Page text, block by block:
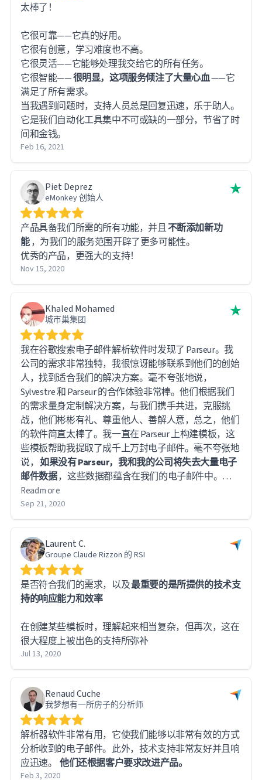
太棒了！
它很可靠——它真的好用。
它很有创意，学习难度也不高。
它很灵活——它能够处理我交给它的所有任务。
它很智能——很明显，这项服务倾注了大量心血——它
满足了所有需求。
当我遇到问题时，支持人员总是回复迅速，乐于助人。
它是我们自动化工具集中不可或缺的一部分，节省了时
间和金钱。
Feb 16, 2021
Piet Deprez
eMonkey 创始人
产品具备我们所需的所有功能，并且不断添加新功
能 ，为我们的服务范围开辟了更多可能性。
优秀的产品，更强大的支持！
Nov 15, 2020
Khaled Mohamed
城市巢集团
我在谷歌搜索电子邮件解析软件时发现了 Parseur。我
公司的需求非常独特，我很惊讶能够联系到他们的创始
人，找到适合我们的解决方案。毫不夸张地说，
Sylvestre 和 Parseur 的合作体验非常棒。他们根据我们
的需求量身定制解决方案，与我们携手共进，克服挑
战，他们彬彬有礼、尊重他人、善解人意，总之，他们
的软件简直太棒了。我一直在 Parseur 上构建模板，这
些模板帮助我提取了成千上万封电子邮件。毫不夸张地
说， 如果没有 Parseur，我和我的公司将失去大量电子
邮件数据，这些数据都蕴含在我们的电子邮件中。
Sylvestre 和他的团队非常优秀——你绝对不会后悔与他
们合作。他们是真正的绅士。
Read more
Sep 21, 2020
Laurent C.
Groupe Claude Rizzon 的 RSI
是否符合我们的需求，以及最重要的是所提供的技术支
持的响应能力和效率
在创建某些模板时，理解起来相当复杂，但再次，这在
很大程度上被出色的支持所弥补
Jul 13, 2020
Renaud Cuche
我梦想有一所房子的分析师
解析器软件非常有用，它使我们能够以非常有效的方式
分析收到的电子邮件。此外，技术支持非常友好并且响
应迅速。 他们还根据客户要求改进产品。
Feb 3, 2020